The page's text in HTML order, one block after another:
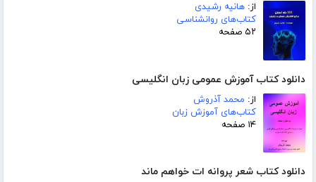
از: هانیه رشیدی
کتاب‌های روانشناسی
۵۲ صفحه
دانلود کتاب آموزش عمومی زبان انگلیسی
از: محمد آذروش
کتاب‌های آموزش زبان
۱۴ صفحه
دانلود کتاب شعر پروانه ات خواهم ماند